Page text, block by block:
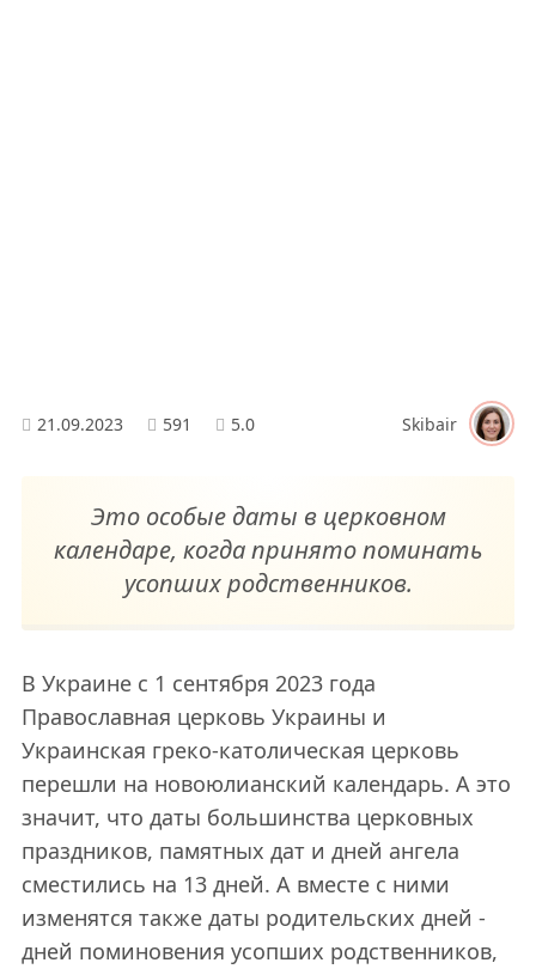
21.09.2023 591 5.0 Skibair
Это особые даты в церковном
календаре, когда принято поминать
усопших родственников.
В Украине с 1 сентября 2023 года
Православная церковь Украины и
Украинская греко-католическая церковь
перешли на новоюлианский календарь. А это
значит, что даты большинства церковных
праздников, памятных дат и дней ангела
сместились на 13 дней. А вместе с ними
изменятся также даты родительских дней -
дней поминовения усопших родственников,